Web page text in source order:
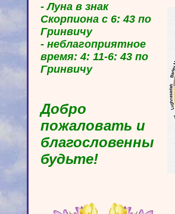
- Луна в знак
Скорпиона с 6: 43 по
Гринвичу
- неблагоприятное
время: 4: 11-6: 43 по
Гринвичу
Добро
пожаловать и
благословенны
будьте!